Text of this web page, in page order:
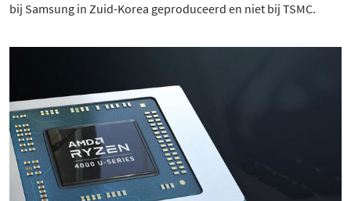
bij Samsung in Zuid-Korea geproduceerd en niet bij TSMC.